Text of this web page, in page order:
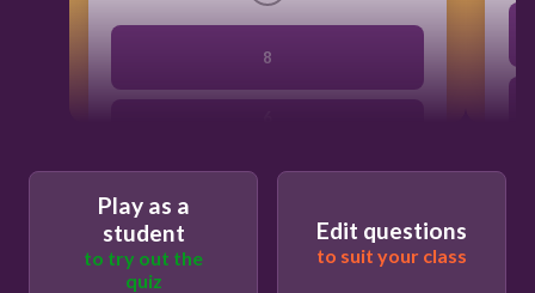
8
Play as a
student
to try out the
quiz
Edit questions
to suit your class